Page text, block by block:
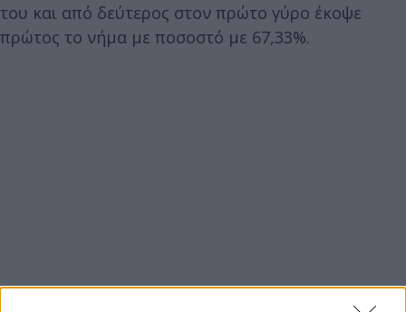
του και από δεύτερος στον πρώτο γύρο έκοψε
πρώτος το νήμα με ποσοστό με 67,33%.